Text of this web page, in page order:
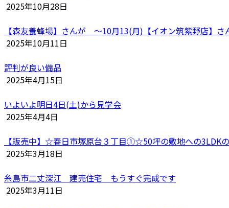
2025年10月28日
【森友養蜂場】さんが ～10月13(月)【イオン筑紫野店】さ
2025年10月11日
評判が良い備品
2025年4月15日
いよいよ明日4日(土)から見学会
2025年4月4日
【販売中】☆春日市塚原台３丁目①☆50坪の敷地への3LDK
2025年3月18日
糸島市二丈深江 建売住宅 もうすぐ完成です
2025年3月11日